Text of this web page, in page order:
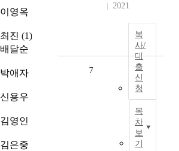
이영옥
최진 (1)
배달순
박애자
신용우
김영인
김은중
2021
복
사/
대
출
신
청
목
차
보
기
7